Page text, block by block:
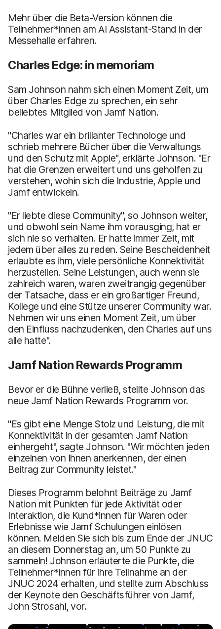
Mehr über die Beta-Version können die
Teilnehmer*innen am AI Assistant-Stand in der
Messehalle erfahren.
Charles Edge: in memoriam
Sam Johnson nahm sich einen Moment Zeit, um
über Charles Edge zu sprechen, ein sehr
beliebtes Mitglied von Jamf Nation.
"Charles war ein brillanter Technologe und
schrieb mehrere Bücher über die Verwaltungs
und den Schutz mit Apple", erklärte Johnson. "Er
hat die Grenzen erweitert und uns geholfen zu
verstehen, wohin sich die Industrie, Apple und
Jamf entwickeln.
"Er liebte diese Community", so Johnson weiter,
und obwohl sein Name ihm vorausging, hat er
sich nie so verhalten. Er hatte immer Zeit, mit
jedem über alles zu reden. Seine Bescheidenheit
erlaubte es ihm, viele persönliche Konnektivität
herzustellen. Seine Leistungen, auch wenn sie
zahlreich waren, waren zweitrangig gegenüber
der Tatsache, dass er ein großartiger Freund,
Kollege und eine Stütze unserer Community war.
Nehmen wir uns einen Moment Zeit, um über
den Einfluss nachzudenken, den Charles auf uns
alle hatte".
Jamf Nation Rewards Programm
Bevor er die Bühne verließ, stellte Johnson das
neue Jamf Nation Rewards Programm vor.
"Es gibt eine Menge Stolz und Leistung, die mit
Konnektivität in der gesamten Jamf Nation
einhergeht", sagte Johnson. "Wir möchten jeden
einzelnen von Ihnen anerkennen, der einen
Beitrag zur Community leistet."
Dieses Programm belohnt Beiträge zu Jamf
Nation mit Punkten für jede Aktivität oder
Interaktion, die Kund*innen für Waren oder
Erlebnisse wie Jamf Schulungen einlösen
können. Melden Sie sich bis zum Ende der JNUC
an diesem Donnerstag an, um 50 Punkte zu
sammeln! Johnson erläuterte die Punkte, die
Teilnehmer*innen für ihre Teilnahme an der
JNUC 2024 erhalten, und stellte zum Abschluss
der Keynote den Geschäftsführer von Jamf,
John Strosahl, vor.